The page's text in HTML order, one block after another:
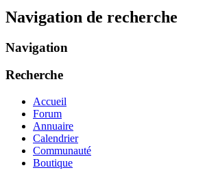
Navigation de recherche
Navigation
Recherche
Accueil
Forum
Annuaire
Calendrier
Communauté
Boutique